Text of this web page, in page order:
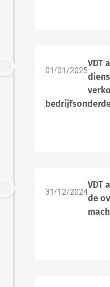
01/01/2025
VDT
31/12/2024
VDT
de